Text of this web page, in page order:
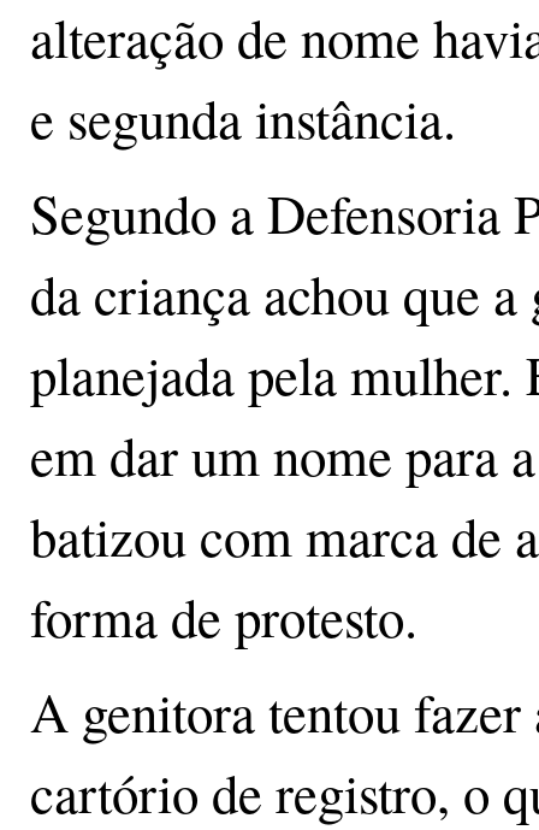
alteração de nome
e segunda instância.
Segundo a Defensoria
da criança achou que
planejada pela mulher.
em dar um nome para
batizou com marca de
forma de protesto.
A genitora tentou
cartório de registro, o